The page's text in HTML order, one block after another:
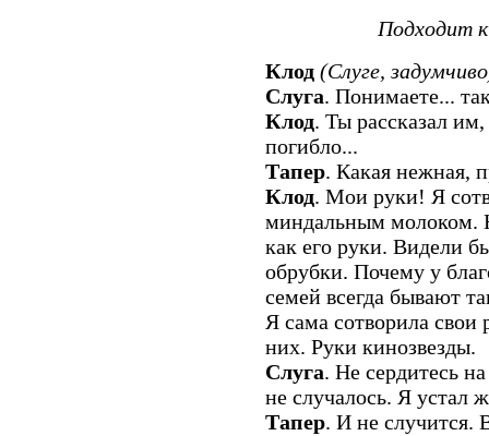
Подходит
Клод (Слуге,
Слуга. Понимаете...
Клод. Ты рассказал
погибло...
Тапер. Какая нежная,
Клод. Мои руки! Я
миндальным молоком.
как его руки. Видели
обрубки. Почему у
семей всегда бывают
Я сама сотворила
них. Руки кинозвезды.
Слуга. Не сердитесь
не случалось. Я устал
Тапер. И не случится.